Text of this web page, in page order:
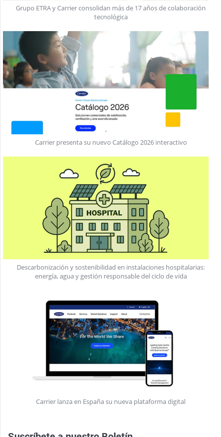
Grupo ETRA y Carrier consolidan más de 17 años de colaboración
tecnológica
Carrier presenta su nuevo Catálogo 2026 interactivo
Descarbonización y sostenibilidad en instalaciones hospitalarias:
energía, agua y gestión responsable del ciclo de vida
Carrier lanza en España su nueva plataforma digital